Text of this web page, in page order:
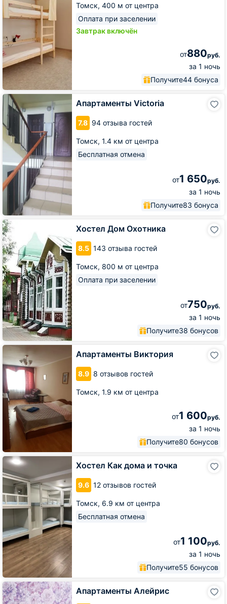
Томск, 400 м от центра
Оплата при заселении
Завтрак включён
от880руб.
за 1 ночь
Получите44 бонуса
Апартаменты Victoria
7.8 94 отзыва гостей
Томск, 1.4 км от центра
Бесплатная отмена
от1 650руб.
за 1 ночь
Получите83 бонуса
Апартаменты
Victoria
Хостел Дом Охотника
8.5 143 отзыва гостей
Томск, 800 м от центра
Оплата при заселении
от750руб.
за 1 ночь
Получите38 бонусов
Хостел
Дом
Охотника
Апартаменты Виктория
8.9 8 отзывов гостей
Томск, 1.9 км от центра
от1 600руб.
за 1 ночь
Получите80 бонусов
Апартаменты
Виктория
Хостел Как дома и точка
9.6 12 отзывов гостей
Томск, 6.9 км от центра
Бесплатная отмена
от1 100руб.
за 1 ночь
Получите55 бонусов
Хостел
Как
дома
и
точка
Апартаменты Алейрис
Апартаменты
Алейрис